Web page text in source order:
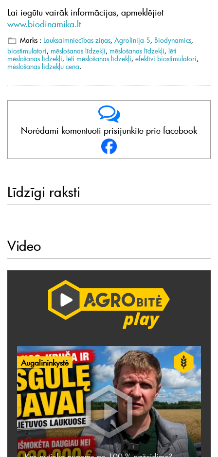
Lai iegūtu vairāk informācijas, apmeklējiet
www.biodinamika.lt
Marks : Lauksaimniecības ziņas, Agrolinija-S, Biodynamics,
biostimulatori, mēslošanas līdzekļi, mēslošanas līdzekļi, lēti
mēslošanas līdzekļi, lēti mēslošanas līdzekļi, efektīvi biostimulatori,
mēslošanas līdzekļu cena.
Norėdami komentuoti prisijunkite prie facebook
Līdzīgi raksti
Video
Augalininkystė